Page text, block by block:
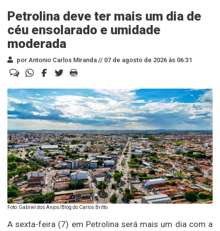
Petrolina deve ter mais um dia de
céu ensolarado e umidade
moderada
por Antonio Carlos Miranda // 07 de agosto de 2026 às 06:31
Foto: Gabriel dos Anjos/Blog do Carlos Britto
A sexta-feira (7) em Petrolina será mais um dia com a